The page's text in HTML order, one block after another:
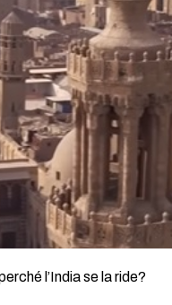
l’India se la ride?